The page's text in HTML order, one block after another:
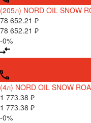
(205л) NORD OIL SNOW
78 652.21 ₽
78 652.21 ₽
-0%
(4л) NORD OIL SNOW
1 773.38 ₽
1 773.38 ₽
-0%